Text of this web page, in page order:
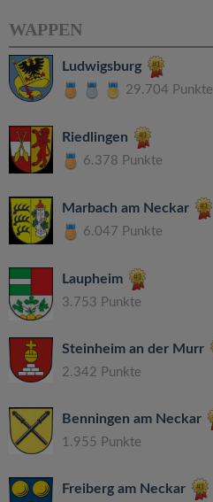
WAPPEN
Ludwigsburg
29.704 Punkte
Riedlingen
6.378 Punkte
Marbach am Neckar
6.047 Punkte
Laupheim
3.753 Punkte
Steinheim an der Murr
2.342 Punkte
Benningen am Neckar
1.955 Punkte
Freiberg am Neckar